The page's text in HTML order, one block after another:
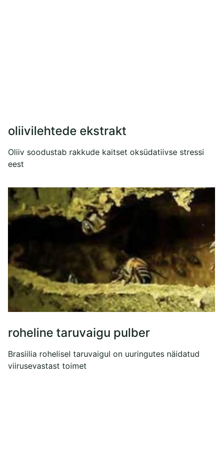
oliivilehtede ekstrakt
Oliiv soodustab rakkude kaitset oksüdatiivse stressi
eest
roheline taruvaigu pulber
Brasiilia rohelisel taruvaigul on uuringutes näidatud
viirusevastast toimet